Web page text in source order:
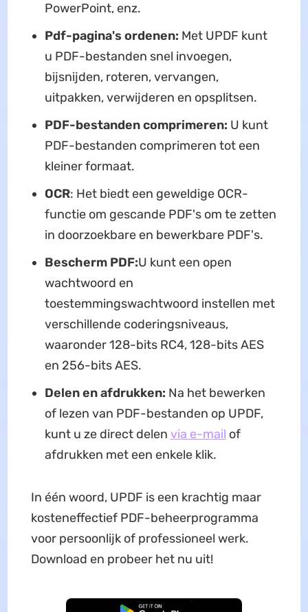
PowerPoint, enz.
Pdf-pagina's ordenen: Met UPDF kunt
u PDF-bestanden snel invoegen,
bijsnijden, roteren, vervangen,
uitpakken, verwijderen en opsplitsen.
PDF-bestanden comprimeren: U kunt
PDF-bestanden comprimeren tot een
kleiner formaat.
OCR: Het biedt een geweldige OCR-
functie om gescande PDF's om te zetten
in doorzoekbare en bewerkbare PDF's.
Bescherm PDF:U kunt een open
wachtwoord en
toestemmingswachtwoord instellen met
verschillende coderingsniveaus,
waaronder 128-bits RC4, 128-bits AES
en 256-bits AES.
Delen en afdrukken: Na het bewerken
of lezen van PDF-bestanden op UPDF,
kunt u ze direct delen via e-mail of
afdrukken met een enkele klik.
In één woord, UPDF is een krachtig maar
kosteneffectief PDF-beheerprogramma
voor persoonlijk of professioneel werk.
Download en probeer het nu uit!